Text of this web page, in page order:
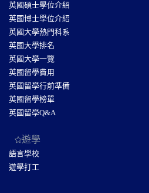
英國碩士學位介紹
英國博士學位介紹
英國大學熱門科系
英國大學排名
英國大學一覽
英國留學費用
英國留學行前準備
英國留學榜單
英國留學Q&A
遊學
語言學校
遊學打工